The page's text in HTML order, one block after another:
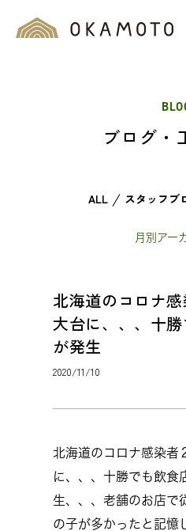
ブログ・
ALL スタッフブ
月別アー
北海道のコロナ
大台に、、、十
が発生
2020/11/10
北海道のコロナ感染者
に、、、十勝でも飲食
生、、、老舗のお店で
の子が多かったと記憶